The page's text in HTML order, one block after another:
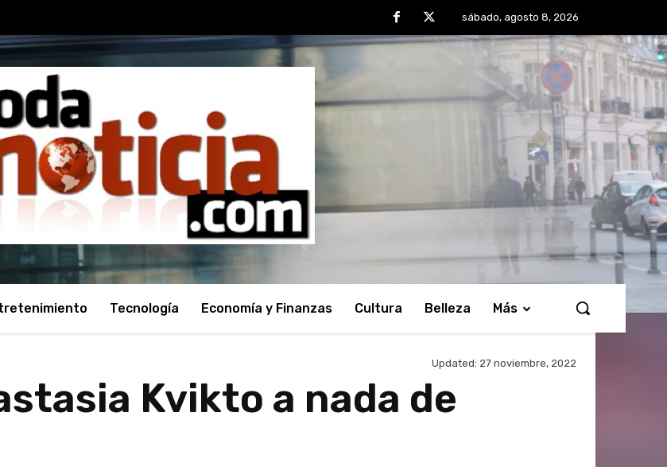
sábado, agosto 8, 2026
Tecnología Economía y Finanzas Cultura Belleza Más
Updated: 27 noviembre, 2022
Kvikto a nada de